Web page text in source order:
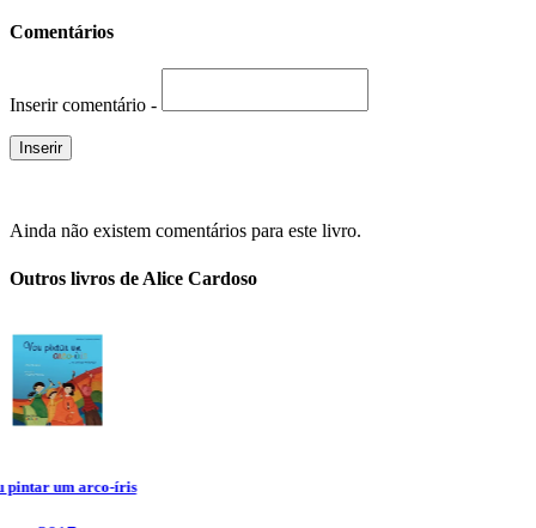
Comentários
Inserir comentário -
Ainda não existem comentários para este livro.
Outros livros de Alice Cardoso